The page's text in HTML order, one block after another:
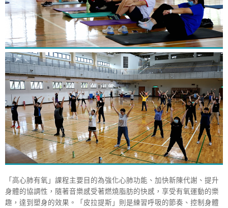
「高心肺有氧」課程主要目的為強化心肺功能、加快新陳代謝、提升
身體的協調性，隨著音樂感受著燃燒脂肪的快感，享受有氧運動的樂
趣，達到塑身的效果。「皮拉提斯」則是練習呼吸的節奏、控制身體